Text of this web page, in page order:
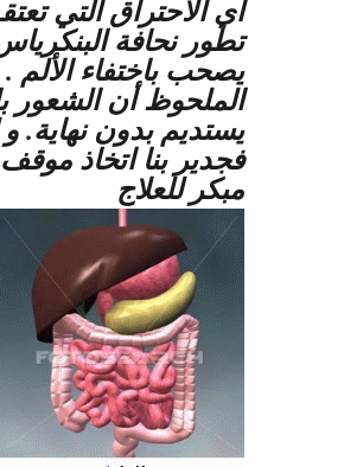
أي الاحتراق التي
تطور نحافة
يصحب باختفاء الألم
الملحوظ أن الشعور
يستديم بدون نهاية. و
فجدير بنا اتخاذ
مبكر للعلاج